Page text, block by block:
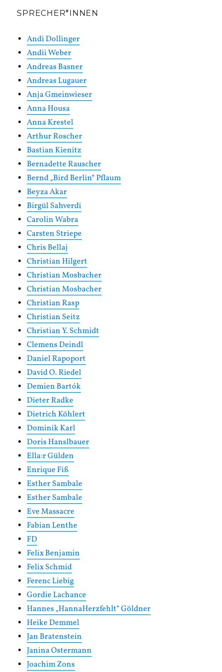
SPRECHER*INNEN
Andi Dollinger
Andii Weber
Andreas Basner
Andreas Lugauer
Anja Gmeinwieser
Anna Housa
Anna Krestel
Arthur Roscher
Bastian Kienitz
Bernadette Rauscher
Bernd „Bird Berlin“ Pflaum
Beyza Akar
Birgül Sahverdi
Carolin Wabra
Carsten Striepe
Chris Bellaj
Christian Hilgert
Christian Mosbacher
Christian Mosbacher
Christian Rasp
Christian Seitz
Christian Y. Schmidt
Clemens Deindl
Daniel Rapoport
David O. Riedel
Demien Bartók
Dieter Radke
Dietrich Köhlert
Dominik Karl
Doris Hanslbauer
Ella:r Gülden
Enrique Fiß
Esther Sambale
Esther Sambale
Eve Massacre
Fabian Lenthe
FD
Felix Benjamin
Felix Schmid
Ferenc Liebig
Gordie Lachance
Hannes „HannaHerzfehlt“ Göldner
Heike Demmel
Jan Bratenstein
Janina Ostermann
Joachim Zons